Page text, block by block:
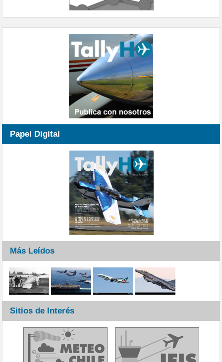
Papel Digital
Más Leídos
Sitios de Interés